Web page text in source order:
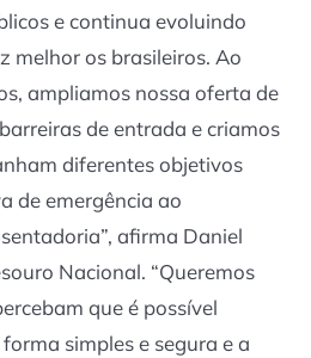
e continua evoluindo
melhor os brasileiros. Ao
ampliamos nossa oferta de
de entrada e criamos
diferentes objetivos
de emergência ao
afirma Daniel
Nacional. “Queremos
que é possível
simples e segura e a